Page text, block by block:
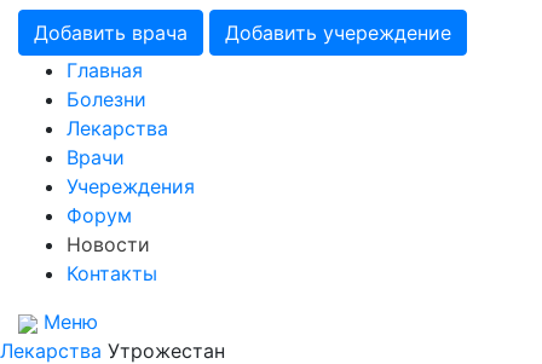
Добавить врача
Добавить учереждение
Главная
Болезни
Лекарства
Врачи
Учереждения
Форум
Новости
Контакты
Меню
Лекарства Утрожестан